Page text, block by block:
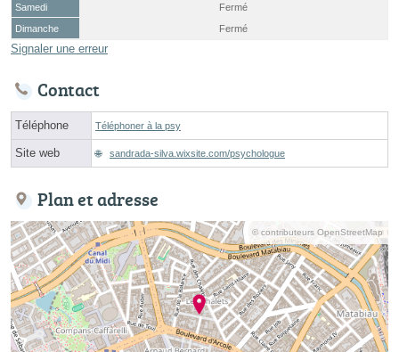
Samedi
Fermé
Dimanche
Fermé
Signaler une erreur
Contact
Téléphone Téléphoner à la psy
Site web sandrada-silva.wixsite.com/psychologue
Plan et adresse
© contributeurs OpenStreetMap